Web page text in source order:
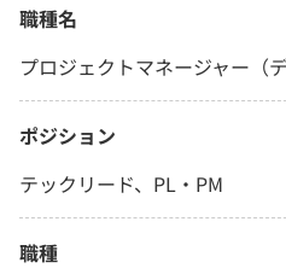
職種名
プロジェクトマネージャー（
ポジション
テックリード、PL・PM
職種